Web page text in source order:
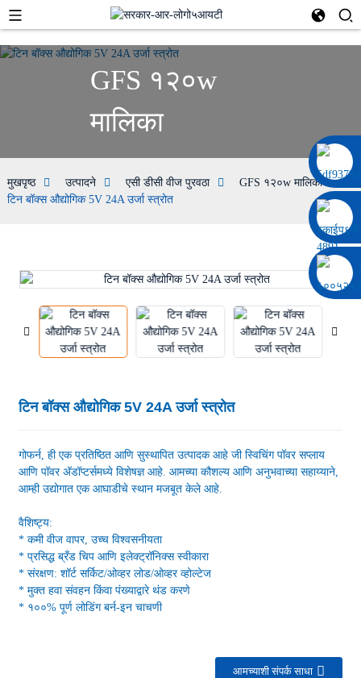
००८६ १३३२२९२०६९७
GFS १२०w
मालिका
मुखपृष्ठ उत्पादने एसी डीसी वीज पुरवठा
GFS १२०w मालिका
टिन बॉक्स औद्योगिक 5V 24A उर्जा स्त्रोत
टिन बॉक्स औद्योगिक 5V 24A उर्जा स्त्रोत
गोफर्न, ही एक प्रतिष्ठित आणि सुस्थापित उत्पादक आहे जी स्विचिंग पॉवर सप्लाय
आणि पॉवर अ‍ॅडॉप्टर्समध्ये विशेषज्ञ आहे. आमच्या कौशल्य आणि अनुभवाच्या सहाय्याने,
आम्ही उद्योगात एक आघाडीचे स्थान मजबूत केले आहे.
वैशिष्ट्य:
* कमी वीज वापर, उच्च विश्वसनीयता
* प्रसिद्ध ब्रँड चिप आणि इलेक्ट्रॉनिक्स स्वीकारा
* संरक्षण: शॉर्ट सर्किट/ओव्हर लोड/ओव्हर व्होल्टेज
* मुक्त हवा संवहन किंवा पंख्याद्वारे थंड करणे
* १००% पूर्ण लोडिंग बर्न-इन चाचणी
आमच्याशी संपर्क साधा